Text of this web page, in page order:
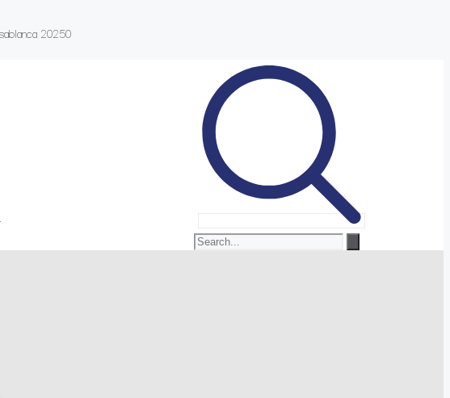
20250